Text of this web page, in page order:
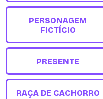
PERSONAGEM
FICTÍCIO
PRESENTE
RAÇA DE CACHORRO